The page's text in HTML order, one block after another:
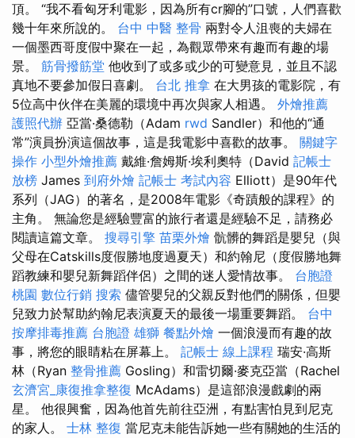
頂。 “我不看匈牙利電影，因為所有cr腳的”口號，人們喜歡
幾十年來所說的。 台中 中醫 整骨 兩對令人沮喪的夫婦在
一個墨西哥度假中聚在一起，為觀眾帶來有趣而有趣的場
景。 筋骨撥筋堂 他收到了或多或少的可變意見，並且不認
真地不要參加假日喜劇。 台北 推拿 在大男孩的電影院，有
5位高中伙伴在美麗的環境中再次與家人相遇。 外燴推薦
護照代辦 亞當·桑德勒（Adam rwd Sandler）和他的“通
常”演員扮演這個故事，這是我電影中喜歡的故事。 關鍵字
操作 小型外燴推薦 戴維·詹姆斯·埃利奧特（David 記帳士
放榜 James 到府外燴 記帳士 考試內容 Elliott）是90年代
系列（JAG）的著名，是2008年電影《奇蹟般的課程》的
主角。 無論您是經驗豐富的旅行者還是經驗不足，請務必
閱讀這篇文章。 搜尋引擎 苗栗外燴 骯髒的舞蹈是嬰兒（與
父母在Catskills度假勝地度過夏天）和約翰尼（度假勝地舞
蹈教練和嬰兒新舞蹈伴侶）之間的迷人愛情故事。 台胞證
桃園 數位行銷 搜索 儘管嬰兒的父親反對他們的關係，但嬰
兒致力於幫助約翰尼表演夏天的最後一場重要舞蹈。 台中
按摩排毒推薦 台胞證 雄獅 餐點外燴 一個浪漫而有趣的故
事，將您的眼睛粘在屏幕上。 記帳士 線上課程 瑞安·高斯
林（Ryan 整骨推薦 Gosling）和雷切爾·麥克亞當（Rachel
玄濟宮_康復推拿整復 McAdams）是這部浪漫戲劇的兩
星。 他很興奮，因為他首先前往亞洲，有點害怕見到尼克
的家人。 士林 整復 當尼克未能告訴她一些有關她的生活的